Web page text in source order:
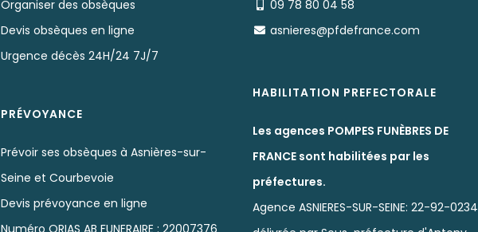
Organiser des obsèques
Devis obsèques en ligne
Urgence décès 24H/24 7J/7
PRÉVOYANCE
Prévoir ses obsèques à Asnières-sur-
Seine et Courbevoie
Devis prévoyance en ligne
Numéro ORIAS AB FUNERAIRE : 22007376
09 78 80 04 58
asnieres@pfdefrance.com
HABILITATION PREFECTORALE
Les agences POMPES FUNÈBRES DE
FRANCE sont habilitées par les
préfectures.
Agence ASNIERES-SUR-SEINE: 22-92-0234